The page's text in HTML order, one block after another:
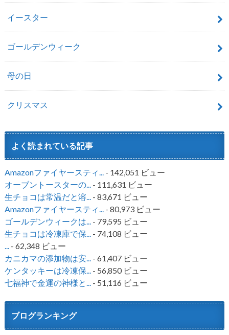
イースター
ゴールデンウィーク
母の日
クリスマス
よく読まれている記事
Amazonファイヤースティ...- 142,051 ビュー
オーブントースターの...- 111,631 ビュー
生チョコは常温だと溶...- 83,671 ビュー
Amazonファイヤースティ...- 80,973 ビュー
ゴールデンウィークは...- 79,595 ビュー
生チョコは冷凍庫で保...- 74,108 ビュー
...- 62,348 ビュー
カニカマの添加物は安...- 61,407 ビュー
ケンタッキーは冷凍保...- 56,850 ビュー
七福神で金運の神様と...- 51,116 ビュー
ブログランキング